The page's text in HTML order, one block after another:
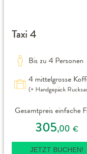
Taxi 4
Bis zu 4 Personen
4 mittelgrosse
(+ Handgepäck
Gesamtpreis einfache
305,00 €
JETZT BUCHEN!